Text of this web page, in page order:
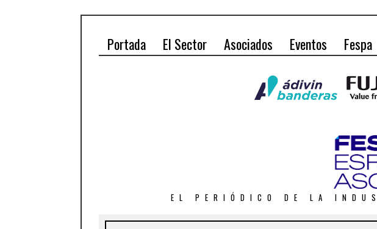
Portada El Sector Asociados Eventos Fespa
EL PERIÓDICO DE LA